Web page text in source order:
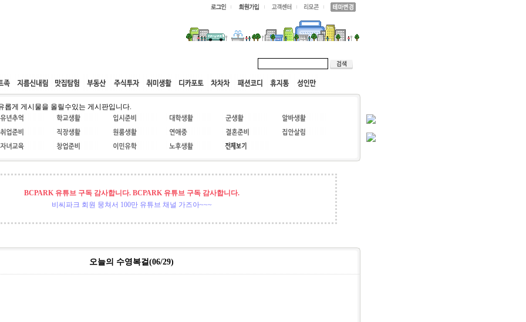
웹호스팅 공동구매 고객센터
롭게 게시물을 올릴수있는 게시판입니다.
BCPARK 유튜브 구독 감사합니다. BCPARK 유튜브 구독 감사합니다.
비씨파크 회원 뭉쳐서 100만 유튜브 채널 가즈아~~~
오늘의 수영복걸(06/29)